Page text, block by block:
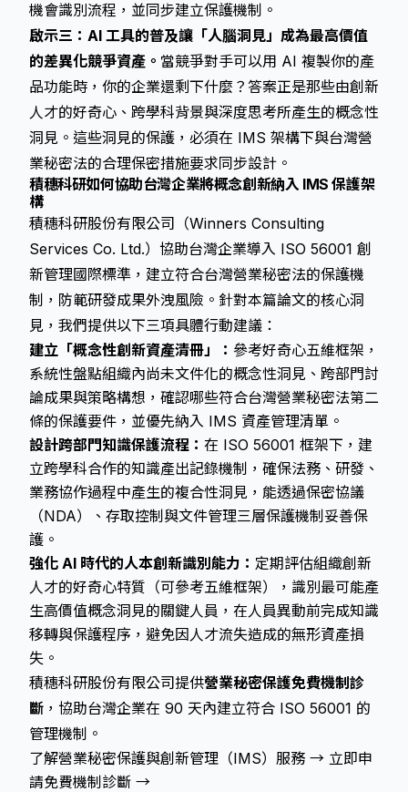
機會識別流程，並同步建立保護機制。
啟示三：AI 工具的普及讓「人腦洞見」成為最高價值
的差異化競爭資產。 當競爭對手可以用 AI 複製你的產
品功能時，你的企業還剩下什麼？答案正是那些由創新
人才的好奇心、跨學科背景與深度思考所產生的概念性
洞見。這些洞見的保護，必須在 IMS 架構下與台灣營
業秘密法的合理保密措施要求同步設計。
積穗科研如何協助台灣企業將概念創新納入 IMS 保護架
構
積穗科研股份有限公司（Winners Consulting
Services Co. Ltd.）協助台灣企業導入 ISO 56001 創
新管理國際標準，建立符合台灣營業秘密法的保護機
制，防範研發成果外洩風險。針對本篇論文的核心洞
見，我們提供以下三項具體行動建議：
建立「概念性創新資產清冊」： 參考好奇心五維框架，
系統性盤點組織內尚未文件化的概念性洞見、跨部門討
論成果與策略構想，確認哪些符合台灣營業秘密法第二
條的保護要件，並優先納入 IMS 資產管理清單。
設計跨部門知識保護流程： 在 ISO 56001 框架下，建
立跨學科合作的知識產出記錄機制，確保法務、研發、
業務協作過程中產生的複合性洞見，能透過保密協議
（NDA）、存取控制與文件管理三層保護機制妥善保
護。
強化 AI 時代的人本創新識別能力： 定期評估組織創新
人才的好奇心特質（可參考五維框架），識別最可能產
生高價值概念洞見的關鍵人員，在人員異動前完成知識
移轉與保護程序，避免因人才流失造成的無形資產損
失。
積穗科研股份有限公司提供營業秘密保護免費機制診
斷 ，協助台灣企業在 90 天內建立符合 ISO 56001 的
管理機制。
了解營業秘密保護與創新管理（IMS）服務 → 立即申
請免費機制診斷 →